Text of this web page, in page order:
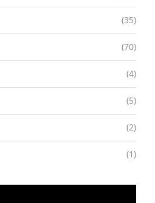
(35)
(70)
(4)
(5)
(2)
(1)